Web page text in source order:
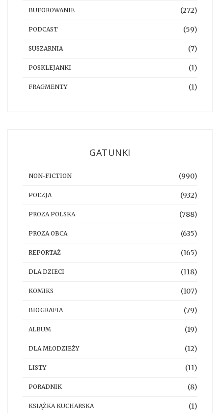
BUFOROWANIE (272)
PODCAST (59)
SUSZARNIA (7)
POSKLEJANKI (1)
FRAGMENTY (1)
GATUNKI
NON-FICTION (990)
POEZJA (932)
PROZA POLSKA (788)
PROZA OBCA (635)
REPORTAŻ (165)
DLA DZIECI (118)
KOMIKS (107)
BIOGRAFIA (79)
ALBUM (19)
DLA MŁODZIEŻY (12)
LISTY (11)
PORADNIK (8)
KSIĄŻKA KUCHARSKA (1)